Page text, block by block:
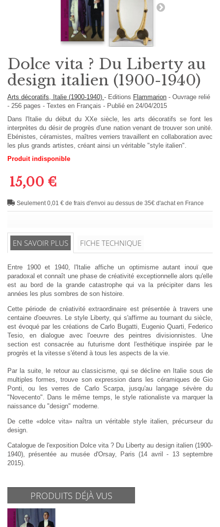
Dolce vita ? Du Liberty au
design italien (1900-1940)
Arts décoratifs, Italie (1900-1940) - Editions Flammarion - Ouvrage relié
- 256 pages - Textes en Français - Publié en 24/04/2015
Dans l'Italie du début du XXe siècle, les arts décoratifs se font les
interprètes du désir de progrès d'une nation venant de trouver son unité.
Ebénistes, céramistes, maîtres verriers travaillent en collaboration avec
les plus grands artistes, créant ainsi un véritable "style italien".
Produit indisponible
15,00 €
Seulement 0,01 € de frais d'envoi au dessus de 35€ d'achat en France
EN SAVOIR PLUS FICHE TECHNIQUE
Entre 1900 et 1940, l'Italie affiche un optimisme autant inouï que
paradoxal et connaît une phase de créativité exceptionnelle alors qu'elle
est au bord de la grande catastrophe qui va la précipiter dans les
années les plus sombres de son histoire.
Cette période de créativité extraordinaire est présentée à travers une
centaine d'oeuvres. Le style Liberty, qui s'affirme au tournant du siècle,
est évoqué par les créations de Carlo Bugatti, Eugenio Quarti, Federico
Tesio, en dialogue avec l'oeuvre des peintres divisionnistes. Une
section est consacrée au futurisme dont l'esthétique inspirée par le
progrès et la vitesse s'étend à tous les aspects de la vie.
Par la suite, le retour au classicisme, qui se décline en Italie sous de
multiples formes, trouve son expression dans les céramiques de Gio
Ponti, ou les verres de Carlo Scarpa, jusqu'au langage sévère du
"Novecento". Dans le même temps, le style rationaliste va marquer la
naissance du "design" moderne.
De cette «dolce vita» naîtra un véritable style italien, précurseur du
design.
Catalogue de l'exposition Dolce vita ? Du Liberty au design italien (1900-
1940), présentée au musée d'Orsay, Paris (14 avril - 13 septembre
2015).
PRODUITS DÉJÀ VUS